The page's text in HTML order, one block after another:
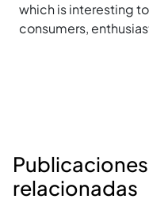
which is interesting
consumers,
relacionadas